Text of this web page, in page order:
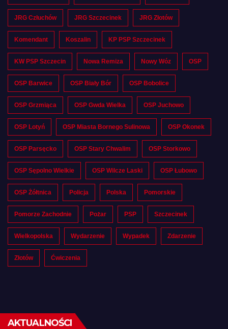
JRG Człuchów JRG Szczecinek JRG Złotów
Komendant Koszalin KP PSP Szczecinek
KW PSP Szczecin Nowa Remiza Nowy Wóz OSP
OSP Barwice OSP Biały Bór OSP Bobolice
OSP Grzmiąca OSP Gwda Wielka OSP Juchowo
OSP Lotyń OSP Miasta Bornego Sulinowa OSP Okonek
OSP Parsęcko OSP Stary Chwalim OSP Storkowo
OSP Sępolno Wielkie OSP Wilcze Laski OSP Łubowo
OSP Żółtnica Policja Polska Pomorskie
Pomorze Zachodnie Pożar PSP Szczecinek
Wielkopolska Wydarzenie Wypadek Zdarzenie
Złotów Ćwiczenia
AKTUALNOŚCI